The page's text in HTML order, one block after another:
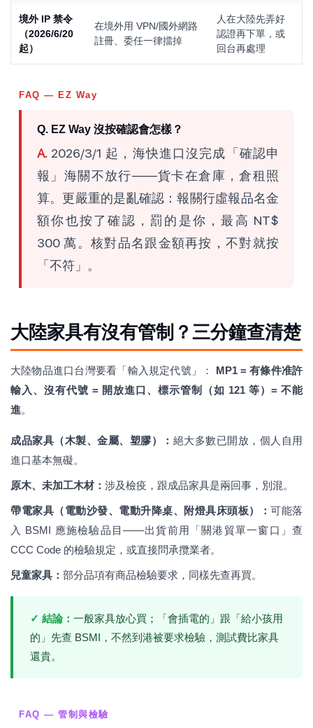
境外 IP 禁令
（2026/6/20
起）
在境外用 VPN/國外網路
註冊、委任一律擋掉
人在大陸先弄好
認證再下單，或
回台再處理
FAQ — EZ Way
Q. EZ Way 沒按確認會怎樣？
A. 2026/3/1 起，海快進口沒完成「確認申
報」海關不放行——貨卡在倉庫，倉租照
算。更嚴重的是亂確認：報關行虛報品名金
額你也按了確認，罰的是你，最高 NT$
300 萬。核對品名跟金額再按，不對就按
「不符」。
大陸家具有沒有管制？三分鐘查清楚
大陸物品進口台灣要看「輸入規定代號」： MP1 = 有條件准許
輸入、沒有代號 = 開放進口、標示管制（如 121 等）= 不能
進。
成品家具（木製、金屬、塑膠）： 絕大多數已開放，個人自用
進口基本無礙。
原木、未加工木材： 涉及檢疫，跟成品家具是兩回事，別混。
帶電家具（電動沙發、電動升降桌、附燈具床頭板）： 可能落
入 BSMI 應施檢驗品目——出貨前用「關港貿單一窗口」查
CCC Code 的檢驗規定，或直接問承攬業者。
兒童家具： 部分品項有商品檢驗要求，同樣先查再買。
✓ 結論： 一般家具放心買；「會插電的」跟「給小孩用
的」先查 BSMI，不然到港被要求檢驗，測試費比家具
還貴。
FAQ — 管制與檢驗